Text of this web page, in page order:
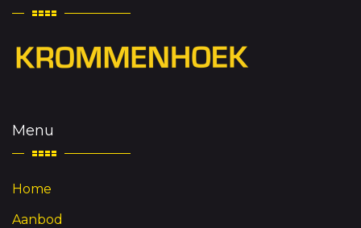
Menu
Home
Aanbod